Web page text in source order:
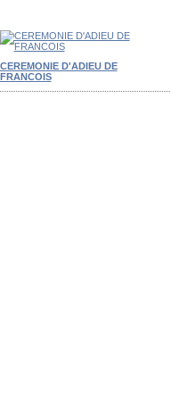
CEREMONIE D'ADIEU DE
FRANCOIS